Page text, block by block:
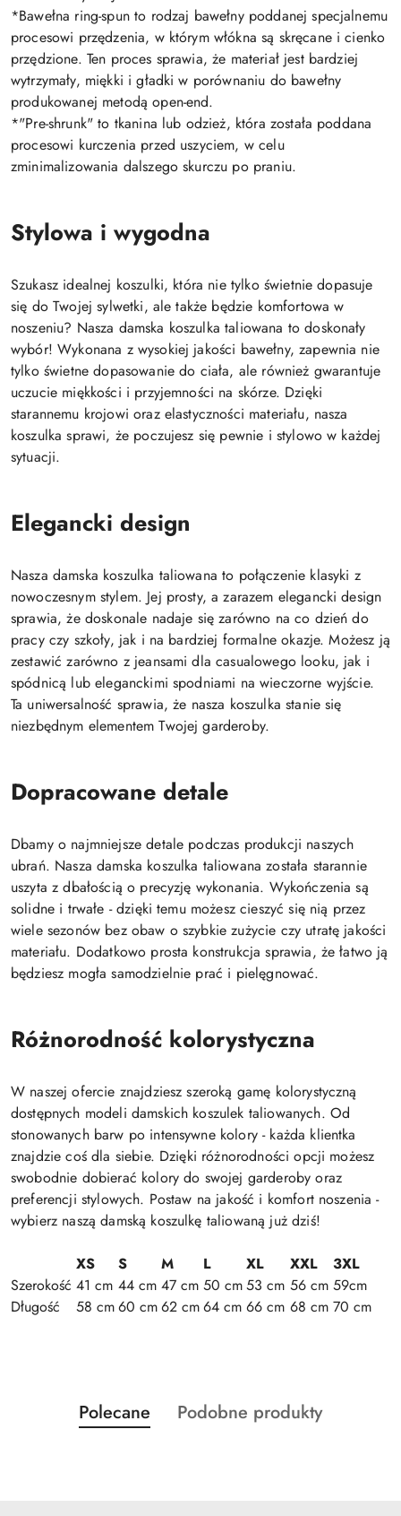
*Bawełna ring-spun to rodzaj bawełny poddanej specjalnemu
procesowi przędzenia, w którym włókna są skręcane i cienko
przędzione. Ten proces sprawia, że materiał jest bardziej
wytrzymały, miękki i gładki w porównaniu do bawełny
produkowanej metodą open-end.
*"Pre-shrunk" to tkanina lub odzież, która została poddana
procesowi kurczenia przed uszyciem, w celu
zminimalizowania dalszego skurczu po praniu.
Stylowa i wygodna
Szukasz idealnej koszulki, która nie tylko świetnie dopasuje
się do Twojej sylwetki, ale także będzie komfortowa w
noszeniu? Nasza damska koszulka taliowana to doskonały
wybór! Wykonana z wysokiej jakości bawełny, zapewnia nie
tylko świetne dopasowanie do ciała, ale również gwarantuje
uczucie miękkości i przyjemności na skórze. Dzięki
starannemu krojowi oraz elastyczności materiału, nasza
koszulka sprawi, że poczujesz się pewnie i stylowo w każdej
sytuacji.
Elegancki design
Nasza damska koszulka taliowana to połączenie klasyki z
nowoczesnym stylem. Jej prosty, a zarazem elegancki design
sprawia, że doskonale nadaje się zarówno na co dzień do
pracy czy szkoły, jak i na bardziej formalne okazje. Możesz ją
zestawić zarówno z jeansami dla casualowego looku, jak i
spódnicą lub eleganckimi spodniami na wieczorne wyjście.
Ta uniwersalność sprawia, że nasza koszulka stanie się
niezbędnym elementem Twojej garderoby.
Dopracowane detale
Dbamy o najmniejsze detale podczas produkcji naszych
ubrań. Nasza damska koszulka taliowana została starannie
uszyta z dbałością o precyzję wykonania. Wykończenia są
solidne i trwałe - dzięki temu możesz cieszyć się nią przez
wiele sezonów bez obaw o szybkie zużycie czy utratę jakości
materiału. Dodatkowo prosta konstrukcja sprawia, że łatwo ją
będziesz mogła samodzielnie prać i pielęgnować.
Różnorodność kolorystyczna
W naszej ofercie znajdziesz szeroką gamę kolorystyczną
dostępnych modeli damskich koszulek taliowanych. Od
stonowanych barw po intensywne kolory - każda klientka
znajdzie coś dla siebie. Dzięki różnorodności opcji możesz
swobodnie dobierać kolory do swojej garderoby oraz
preferencji stylowych. Postaw na jakość i komfort noszenia -
wybierz naszą damską koszulkę taliowaną już dziś!
XS S M L XL XXL
3XL
Szerokość 41 cm 44 cm 47 cm 50 cm53 cm 56 cm 59cm
Długość
58 cm60 cm62 cm64 cm 66 cm 68 cm 70 cm
Pomiń karuzelę produktów
Produkty
o
Polecane
Produkty
Podobne produkty